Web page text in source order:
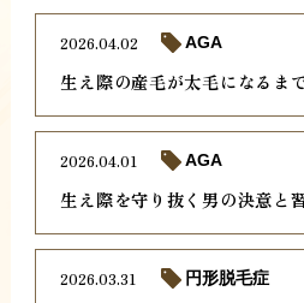
生え際の産毛が太毛になるま
2026.04.02 AGA
生え際を守り抜く男の決意と
2026.04.01 AGA
2026.03.31 円形脱毛症